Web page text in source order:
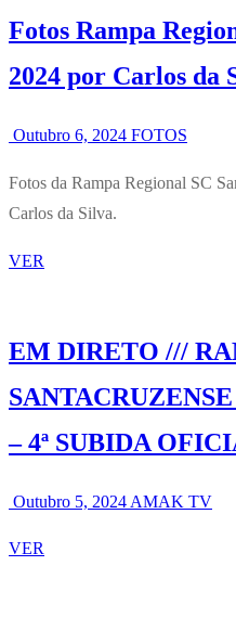
Fotos Rampa
2024 por Carlos da
Outubro 6, 2024 FOTOS
Fotos da Rampa Regional SC
Carlos da Silva.
VER
EM DIRETO ///
– 4ª SUBIDA
Outubro 5, 2024 AMAK TV
VER